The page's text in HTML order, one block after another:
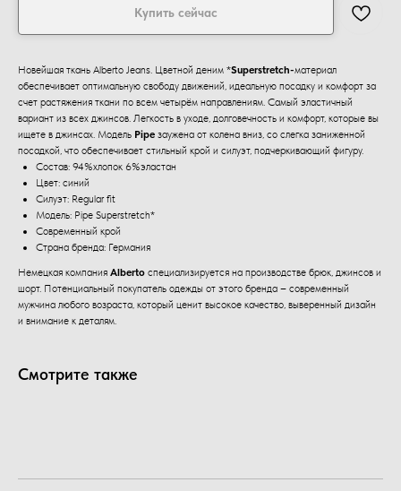
Купить сейчас
Новейшая ткань Alberto Jeans. Цветной деним *Superstretch-материал
обеспечивает оптимальную свободу движений, идеальную посадку и комфорт за
счет растяжения ткани по всем четырём направлениям. Самый эластичный
вариант из всех джинсов. Легкость в уходе, долговечность и комфорт, которые вы
ищете в джинсах. Модель Pipe заужена от колена вниз, со слегка заниженной
посадкой, что обеспечивает стильный крой и силуэт, подчеркивающий фигуру.
Состав: 94%хлопок 6%эластан
Цвет: синий
Силуэт: Regular fit
Модель: Pipe Superstretch*
Современный крой
Страна бренда: Германия
Немецкая компания Alberto специализируется на производстве брюк, джинсов и
шорт. Потенциальный покупатель одежды от этого бренда – современный
мужчина любого возраста, который ценит высокое качество, выверенный дизайн
и внимание к деталям.
Смотрите также